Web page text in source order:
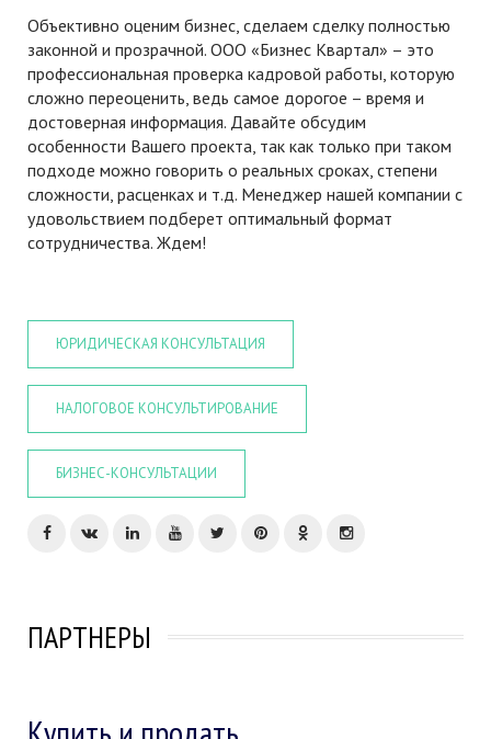
Объективно оценим бизнес, сделаем сделку полностью
законной и прозрачной. ООО «Бизнес Квартал» – это
профессиональная проверка кадровой работы, которую
сложно переоценить, ведь самое дорогое – время и
достоверная информация. Давайте обсудим
особенности Вашего проекта, так как только при таком
подходе можно говорить о реальных сроках, степени
сложности, расценках и т.д. Менеджер нашей компании с
удовольствием подберет оптимальный формат
сотрудничества. Ждем!
ЮРИДИЧЕСКАЯ КОНСУЛЬТАЦИЯ
НАЛОГОВОЕ КОНСУЛЬТИРОВАНИЕ
БИЗНЕС-КОНСУЛЬТАЦИИ
ПАРТНЕРЫ